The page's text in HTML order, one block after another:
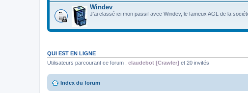
Windev
J'ai classé ici mon passif avec Windev, le fameux AGL de la
QUI EST EN LIGNE
Utilisateurs parcourant ce forum : claudebot [Crawler] et 20 invités
Index du forum